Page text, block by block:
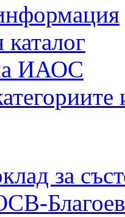
ИАОС
за